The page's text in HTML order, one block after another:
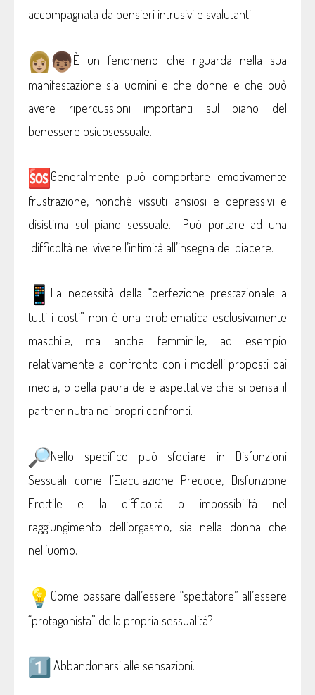
accompagnata da pensieri intrusivi e svalutanti.
È un fenomeno che riguarda nella sua
manifestazione sia uomini e che donne e che può
avere ripercussioni importanti sul piano del
benessere psicosessuale.
Generalmente può comportare emotivamente
frustrazione, nonché vissuti ansiosi e depressivi e
disistima sul piano sessuale. Può portare ad una
difficoltà nel vivere l’intimità all’insegna del piacere.
La necessità della “perfezione prestazionale a
tutti i costi” non è una problematica esclusivamente
maschile, ma anche femminile, ad esempio
relativamente al confronto con i modelli proposti dai
media, o della paura delle aspettative che si pensa il
partner nutra nei propri confronti.
Nello specifico può sfociare in Disfunzioni
Sessuali come l’Eiaculazione Precoce, Disfunzione
Erettile e la difficoltà o impossibilità nel
raggiungimento dell’orgasmo, sia nella donna che
nell’uomo.
Come passare dall’essere “spettatore” all’essere
“protagonista” della propria sessualità?
Abbandonarsi alle sensazioni.